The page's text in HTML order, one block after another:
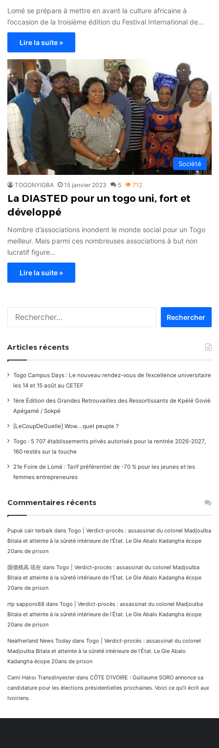
Lomé se prépare à mettre en avant la culture africaine à
l’occasion de la troisième édition du Festival International de…
Lire la suite »
Société
TOGONYIGBA 15 janvier 2023 5 712
La DIASTED pour un togo uni, fort et
développé
Nombre d’associations inondent le monde social pour un Togo
meilleur. Mais parmi ces nombreuses associations à but non
lucratif figure…
Lire la suite »
Articles récents
Togo Campus Days : Le nouveau rendez-vous de l’excellence universitaire
les 14 et 15 août au CETEF
1ère Édition des Grandes Retrouvailles des Ressortissants de Kpélé Govié
Apégamé / Sokpé
[LeCoupDeGuelle] Wow… quel peuple ?
Togo : 5 707 établissements privés autorisés pour la rentrée 2026-2027,
160 restés sur la touche
21e Foire de Lomé : Tarif préférentiel de -70 % pour les jeunes et les
femmes entrepreneures
Commentaires récents
Pupuk cair terbaik dans Togo | Verdict-procès : assassinat du colonel Madjoulba
Bitala et atteinte à la sûreté intérieure de l’État. Le Gle Abalo Kadangha écope
20ans de prison
国債残高 現在 dans Togo | Verdict-procès : assassinat du colonel Madjoulba
Bitala et atteinte à la sûreté intérieure de l’État. Le Gle Abalo Kadangha écope
20ans de prison
rtp sapporo88 dans Togo | Verdict-procès : assassinat du colonel Madjoulba
Bitala et atteinte à la sûreté intérieure de l’État. Le Gle Abalo Kadangha écope
20ans de prison
Neatherland News Today dans Togo | Verdict-procès : assassinat du colonel
Madjoulba Bitala et atteinte à la sûreté intérieure de l’État. Le Gle Abalo
Kadangha écope 20ans de prison
Cami Halısı Transdinyester dans CÔTE D’IVOIRE : Guillaume SORO annonce sa
candidature pour les élections présidentielles prochaines. Voici ce qu’il écrit aux
Ivoiriens